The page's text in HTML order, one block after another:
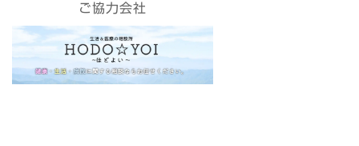
ご協力会社